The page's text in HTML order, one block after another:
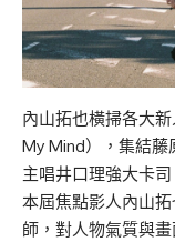
內山拓也橫掃各大
My Mind），集結藤
主唱井口理強大卡
本屆焦點影人內山
師，對人物氣質與